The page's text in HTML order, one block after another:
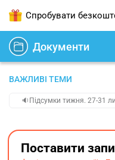
Спробувати
Документи
ВАЖЛИВІ ТЕМИ
🔉Підсумки тижня. 27-31
Поставити